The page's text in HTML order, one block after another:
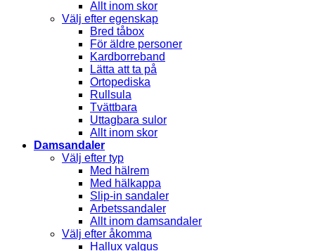
Allt inom skor
Välj efter egenskap
Bred tåbox
För äldre personer
Kardborreband
Lätta att ta på
Ortopediska
Rullsula
Tvättbara
Uttagbara sulor
Allt inom skor
Damsandaler
Välj efter typ
Med hälrem
Med hälkappa
Slip-in sandaler
Arbetssandaler
Allt inom damsandaler
Välj efter åkomma
Hallux valgus